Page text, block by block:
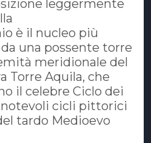
leggermente
è il nucleo più
una possente torre
meridionale del
Torre Aquila, che
il celebre Ciclo dei
cicli pittorici
tardo Medioevo